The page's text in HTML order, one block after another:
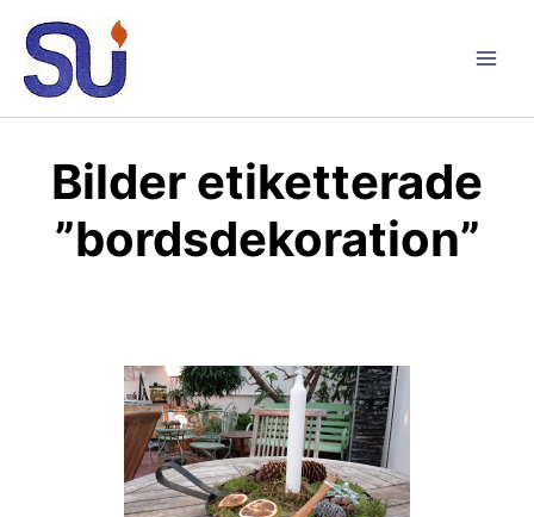
innehåll
Bilder etiketterade
”bordsdekoration”